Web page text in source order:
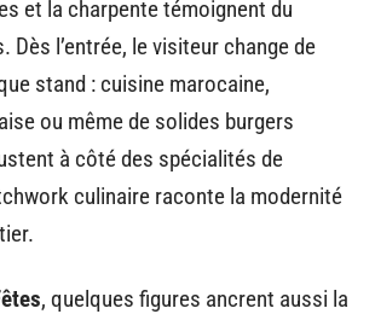
et la charpente témoignent du
Dès l’entrée, le visiteur change de
stand : cuisine marocaine,
ou même de solides burgers
à côté des spécialités de
culinaire raconte la modernité
, quelques figures ancrent aussi la